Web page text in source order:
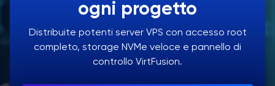
Manage VPS server
Affiliate panel
Manage affiliates
ogni progetto
Distribuite potenti server VPS con accesso root
completo, storage NVMe veloce e pannello di
controllo VirtFusion.